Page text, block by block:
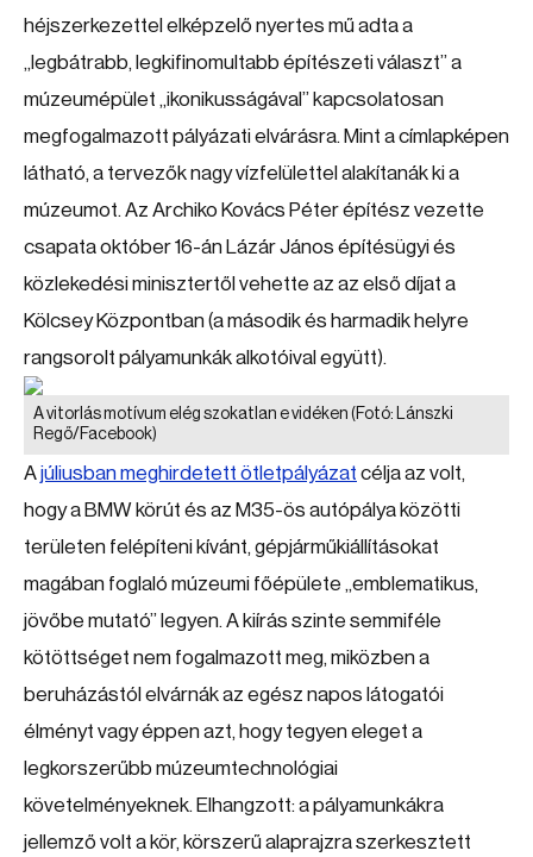
héjszerkezettel elképzelő nyertes mű adta a
„legbátrabb, legkifinomultabb építészeti választ” a
múzeumépület „ikonikusságával” kapcsolatosan
megfogalmazott pályázati elvárásra. Mint a címlapképen
látható, a tervezők nagy vízfelülettel alakítanák ki a
múzeumot. Az Archiko Kovács Péter építész vezette
csapata október 16-án Lázár János építésügyi és
közlekedési minisztertől vehette az az első díjat a
Kölcsey Központban (a második és harmadik helyre
rangsorolt pályamunkák alkotóival együtt).
A vitorlás motívum elég szokatlan e vidéken (Fotó: Lánszki
Regő/Facebook)
Ajúliusban meghirdetett ötletpályázat célja az volt,
hogy a BMW körút és az M35-ös autópálya közötti
területen felépíteni kívánt, gépjárműkiállításokat
magában foglaló múzeumi főépülete „emblematikus,
jövőbe mutató” legyen. A kiírás szinte semmiféle
kötöttséget nem fogalmazott meg, miközben a
beruházástól elvárnák az egész napos látogatói
élményt vagy éppen azt, hogy tegyen eleget a
legkorszerűbb múzeumtechnológiai
követelményeknek. Elhangzott: a pályamunkákra
jellemző volt a kör, körszerű alaprajzra szerkesztett